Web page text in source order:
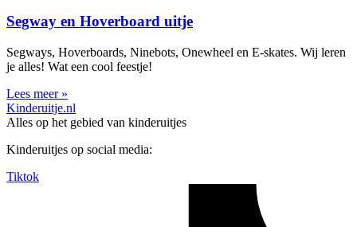
Segway en Hoverboard uitje
Segways, Hoverboards, Ninebots, Onewheel en E-skates. Wij leren
je alles! Wat een cool feestje!
Lees meer »
Kinderuitje.nl
Alles op het gebied van kinderuitjes
Kinderuitjes op social media:
Tiktok